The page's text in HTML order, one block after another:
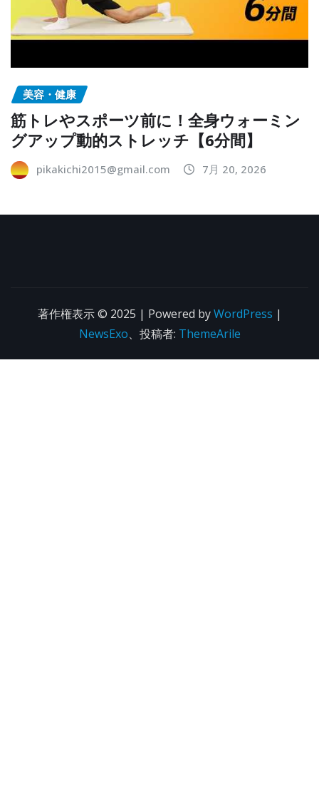
美容・健康
筋トレやスポーツ前に！全身ウォーミン
グアップ動的ストレッチ【6分間】
pikakichi2015@gmail.com 7月 20, 2026
著作権表示 © 2025 | Powered byWordPress |
NewsExo、投稿者: ThemeArile